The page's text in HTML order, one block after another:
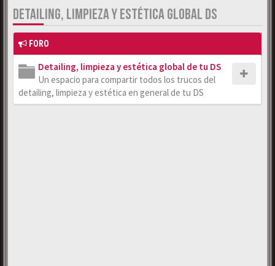
DETAILING, LIMPIEZA Y ESTÉTICA GLOBAL DS
FORO
Detailing, limpieza y estética global de tu DS
Un espacio para compartir todos los trucos del
detailing, limpieza y estética en general de tu DS